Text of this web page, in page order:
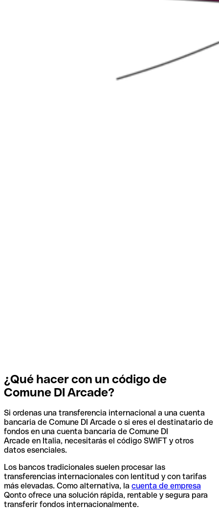
¿Qué hacer con un código de
Comune DI Arcade?
Si ordenas una transferencia internacional a una cuenta
bancaria de Comune DI Arcade o si eres el destinatario de
fondos en una cuenta bancaria de Comune DI
Arcade en Italia, necesitarás el código SWIFT y otros
datos esenciales.
Los bancos tradicionales suelen procesar las
transferencias internacionales con lentitud y con tarifas
más elevadas. Como alternativa, la cuenta de empresa
Qonto ofrece una solución rápida, rentable y segura para
transferir fondos internacionalmente.